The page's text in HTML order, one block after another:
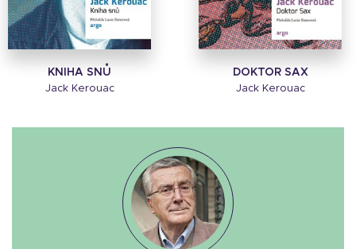
KNIHA SNŮ
Jack Kerouac
DOKTOR SAX
Jack Kerouac